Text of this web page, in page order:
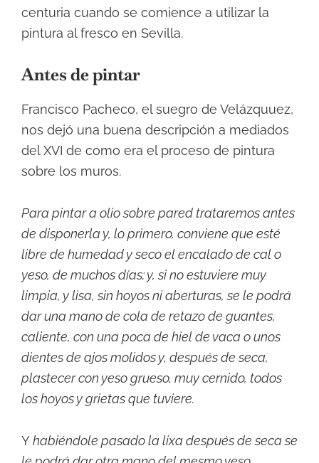
centuria cuando se comience a utilizar la
pintura al fresco en Sevilla.
Antes de pintar
Francisco Pacheco, el suegro de Velázquuez,
nos dejó una buena descripción a mediados
del XVI de como era el proceso de pintura
sobre los muros.
Para pintar a olio sobre pared trataremos antes
de disponerla y, lo primero, conviene que esté
libre de humedad y seco el encalado de cal o
yeso, de muchos días; y, si no estuviere muy
limpia, y lisa, sin hoyos ni aberturas, se le podrá
dar una mano de cola de retazo de guantes,
caliente, con una poca de hiel de vaca o unos
dientes de ajos molidos y, después de seca,
plastecer con yeso grueso, muy cernido, todos
los hoyos y grietas que tuviere.
Yhabiéndole pasado la lixa después de seca se